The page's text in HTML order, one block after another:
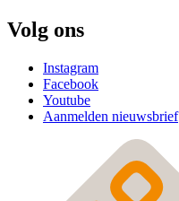
Volg ons
Instagram
Facebook
Youtube
Aanmelden nieuwsbrief